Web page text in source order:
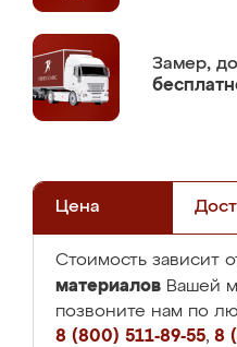
Замер,
Цена
Стоимость зависит
материалов Вашей
позвоните нам по
8 (800) 511-89-55, 8